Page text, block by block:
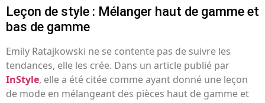
Leçon de style : Mélanger haut de gamme et
bas de gamme
Emily Ratajkowski ne se contente pas de suivre les
tendances, elle les crée. Dans un article publié par
InStyle, elle a été citée comme ayant donné une leçon
de mode en mélangeant des pièces haut de gamme et